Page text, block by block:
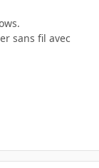
sans fil avec